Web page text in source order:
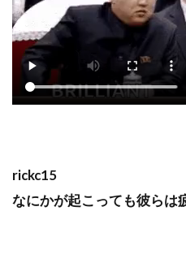
rickc15
なにかが起こっても彼らは